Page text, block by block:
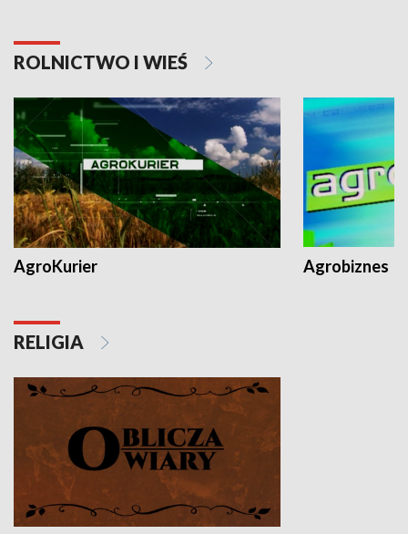
ROLNICTWO I WIEŚ
AgroKurier Agrobiznes
RELIGIA